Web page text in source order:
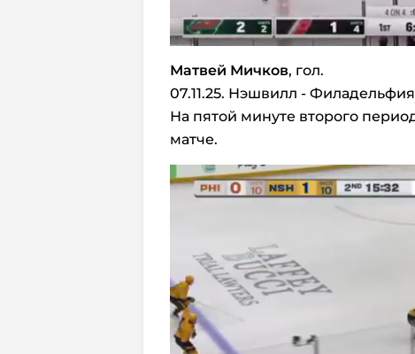
Матвей Мичков, гол.
07.11.25. Нэшвилл - Филадельфия
На пятой минуте второго
матче.